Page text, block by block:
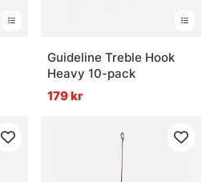
Guideline Treble Hook
Heavy 10-pack
179 kr